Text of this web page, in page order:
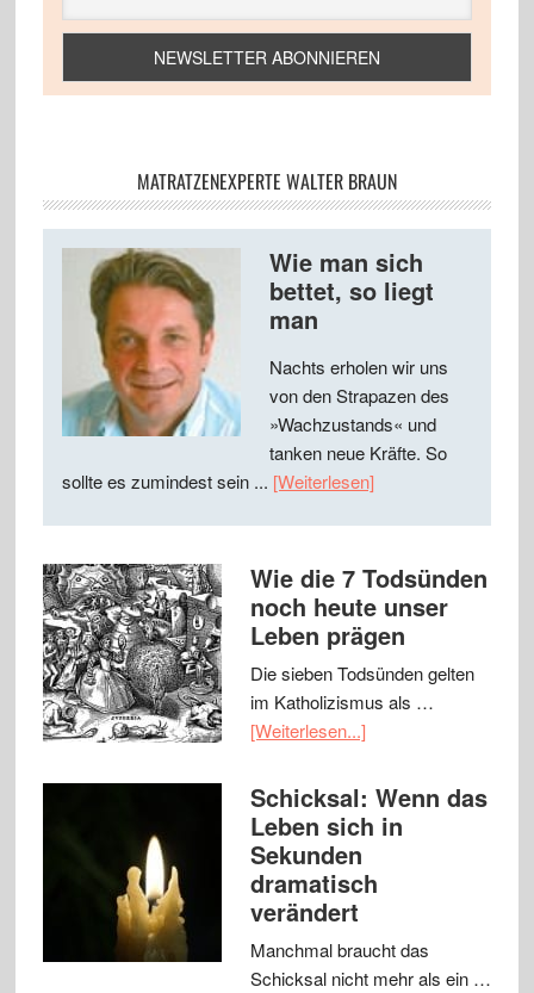
MATRATZENEXPERTE WALTER BRAUN
Wie man sich
bettet, so liegt
man
Nachts erholen wir uns
von den Strapazen des
»Wachzustands« und
tanken neue Kräfte. So
sollte es zumindest sein ... [Weiterlesen]
Wie die 7 Todsünden
noch heute unser
Leben prägen
Die sieben Todsünden gelten
im Katholizismus als …
[Weiterlesen...]
Schicksal: Wenn das
Leben sich in
Sekunden
dramatisch
verändert
Manchmal braucht das
Schicksal nicht mehr als ein …